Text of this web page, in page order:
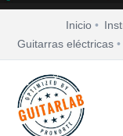
Inicio
Guitarras eléctricas